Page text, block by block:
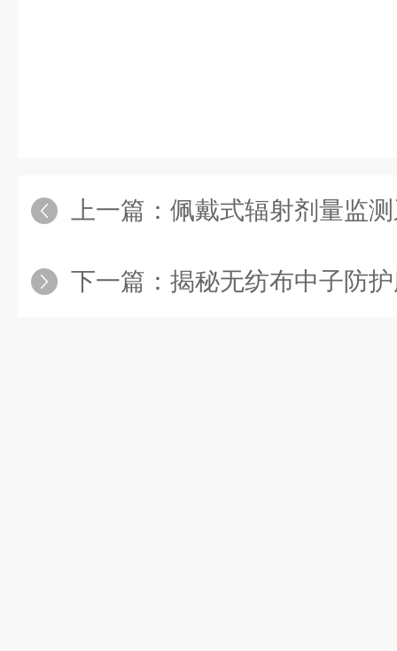
上一篇： 佩戴式辐射剂量监测系
下一篇： 揭秘无纺布中子防